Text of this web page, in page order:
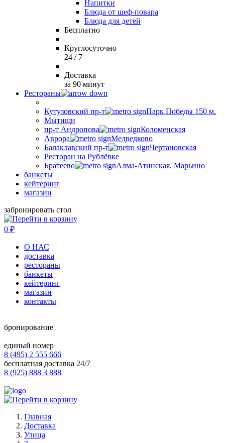
Напитки
Блюда от шеф-повара
Блюда для детей
Бесплатно
Круглосуточно
24 / 7
Доставка
за 90 минут
Рестораны
Кутузовский пр-т
Парк Победы 150 м.
Мытищи
пр-т Андропова
Коломенская
Аврора
Медведково
Балаклавский пр-т
Чертановская
Ресторан на Рублёвке
Братеево
Алма-Атинская, Марьино
банкеты
кейтеринг
магазин
забронировать стол
0 ₽
О НАС
доставка
рестораны
банкеты
кейтеринг
магазин
контакты
бронирование
единый номер
8 (495) 2 555 666
бесплатная доставка 24/7
8 (925) 888 3 888
Главная
Доставка
Улица